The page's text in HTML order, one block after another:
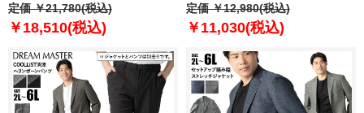
トレッチ ジャケット 軽量 ウォッ
シャブル スマリラ 春夏新作
定価 ￥21,780(税込)
￥18,510(税込)
トレッチ ノーカラー ジャケット
軽量 ウォッシャブル スマリラ 春
定価 ￥12,980(税込)
￥11,030(税込)